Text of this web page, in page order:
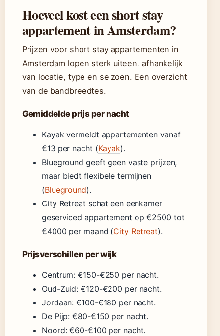
Hoeveel kost een short stay
appartement in Amsterdam?
Prijzen voor short stay appartementen in
Amsterdam lopen sterk uiteen, afhankelijk
van locatie, type en seizoen. Een overzicht
van de bandbreedtes.
Gemiddelde prijs per nacht
Kayak vermeldt appartementen vanaf
€13 per nacht (Kayak).
Blueground geeft geen vaste prijzen,
maar biedt flexibele termijnen
(Blueground).
City Retreat schat een eenkamer
geserviced appartement op €2500 tot
€4000 per maand (City Retreat).
Prijsverschillen per wijk
Centrum: €150-€250 per nacht.
Oud-Zuid: €120-€200 per nacht.
Jordaan: €100-€180 per nacht.
De Pijp: €80-€150 per nacht.
Noord: €60-€100 per nacht.